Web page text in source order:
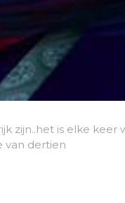
zijn..het is elke
van dertien